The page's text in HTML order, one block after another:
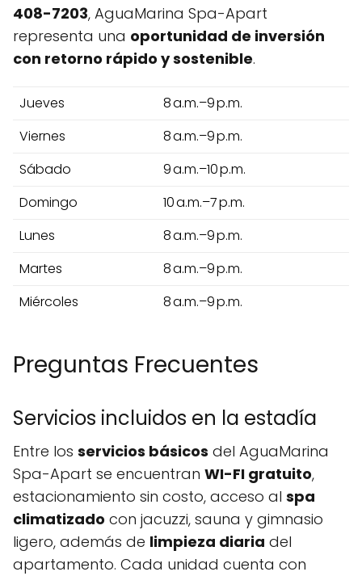
408-7203, AguaMarina Spa-Apart
representa una oportunidad de inversión
con retorno rápido y sostenible.
Jueves
8 a.m.–9 p.m.
Viernes
8 a.m.–9 p.m.
Sábado
9 a.m.–10 p.m.
Domingo
10 a.m.–7 p.m.
Lunes
8 a.m.–9 p.m.
Martes
8 a.m.–9 p.m.
Miércoles
8 a.m.–9 p.m.
Preguntas Frecuentes
Servicios incluidos en la estadía
Entre los servicios básicos del AguaMarina
Spa-Apart se encuentran WI-FI gratuito,
estacionamiento sin costo, acceso al spa
climatizado con jacuzzi, sauna y gimnasio
ligero, además de limpieza diaria del
apartamento. Cada unidad cuenta con